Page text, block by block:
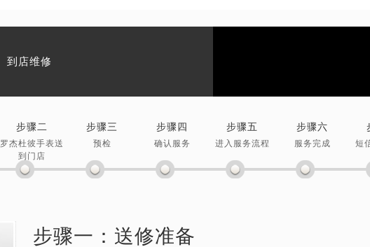
到店维修
步骤二
罗杰杜彼手表送
到门店
步骤三
预检
步骤四
确认服务
步骤五
进入服务流程
步骤六
服务完成 短
步骤一： 送修准备